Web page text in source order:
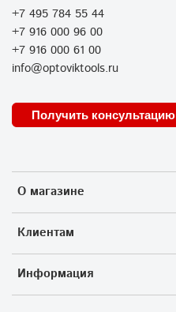
О магазине
Клиентам
Информация
+7 495 784 55 44
+7 916 000 96 00
+7 916 000 61 00
info@optoviktools.ru
Получить консультацию